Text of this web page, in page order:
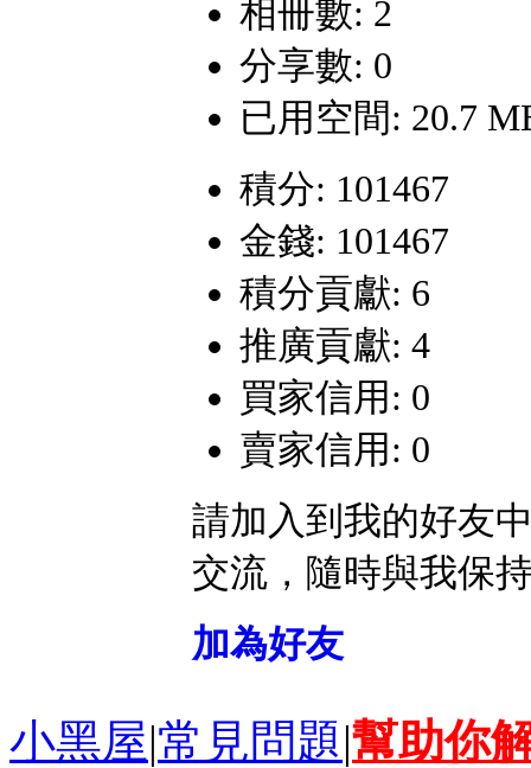
相冊數: 2
分享數: 0
已用空間: 20.7
積分: 101467
金錢: 101467
積分貢獻: 6
推廣貢獻: 4
買家信用: 0
賣家信用: 0
請加入到我的好友
交流，隨時與我保
加為好友
小黑屋|常見問題|幫助你